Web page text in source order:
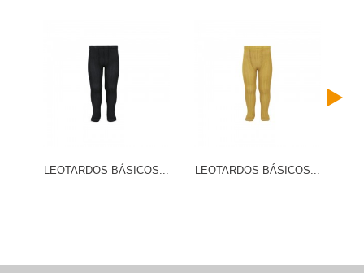
LEOTARDOS BÁSICOS... LEOTARDOS BÁSICOS...